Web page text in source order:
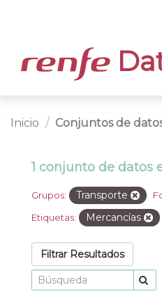
Inicio Conjuntos de
1 conjunto de datos
Grupos: Transporte
Etiquetas: Mercancías
Filtrar Resultados